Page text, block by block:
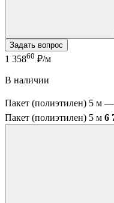
Задать вопрос
1 35860 ₽/м
В наличии
Пакет (полиэтилен) 5 м —
Пакет (полиэтилен) 5 м 6